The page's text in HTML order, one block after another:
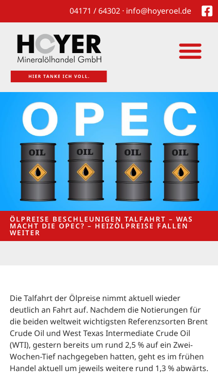
04171 / 64302 · info@hoyeroel.de
ÖLPREISE BESCHLEUNIGEN TALFAHRT – WAS
MACHT DIE OPEC? – HEIZÖLPREISE FALLEN
WEITER
Die Talfahrt der Ölpreise nimmt aktuell wieder
deutlich an Fahrt auf. Nachdem die Notierungen für
die beiden weltweit wichtigsten Referenzsorten Brent
Crude Oil und West Texas Intermediate Crude Oil
(WTI), gestern bereits um rund 2,5 % auf ein Zwei-
Wochen-Tief nachgegeben hatten, geht es im frühen
Handel aktuell um jeweils weitere rund 1,3 % abwärts.